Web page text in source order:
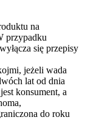
na
przypadku
się przepisy
jeżeli wada
lat od dnia
konsument, a
do roku